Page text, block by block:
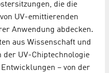
die die
UV-emittierenden
Anwendung abdecken.
aus Wissenschaft und
UV-Chiptechnologie
– von der